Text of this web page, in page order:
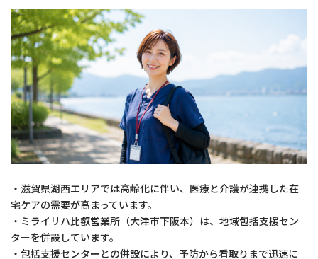
・滋賀県湖西エリアでは高齢化に伴い、医療と介護が連携した在
宅ケアの需要が高まっています。
・ミライリハ比叡営業所（大津市下阪本）は、地域包括支援セン
ターを併設しています。
・包括支援センターとの併設により、予防から看取りまで迅速に